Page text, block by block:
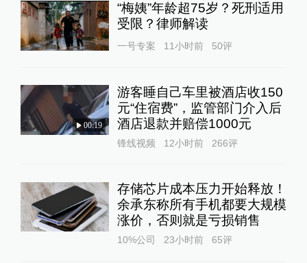
“梅姨”年龄超75岁？死刑适用
受限？律师解读
一号专案 11小时前 50评
00:19
游客睡自己车里被酒店收150
元“住宿费”，监管部门介入后
酒店退款并赔偿1000元
锋线视频 12小时前 266评
存储芯片成本压力开始释放！
余承东称所有手机都要大规模
涨价，否则就是亏损销售
10%公司 23小时前 65评